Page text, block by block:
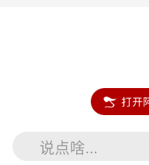
说点啥...